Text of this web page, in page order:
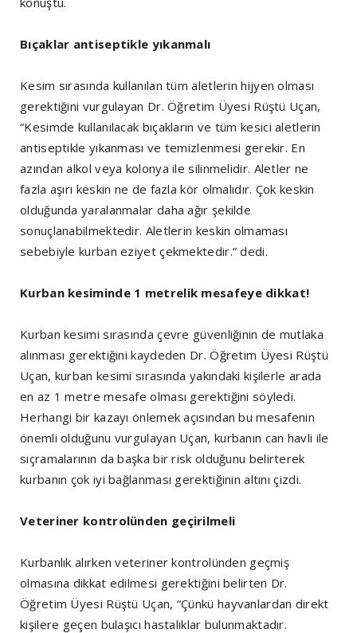
Bıçaklar antiseptikle yıkanmalı
Kesim sırasında kullanılan tüm aletlerin hijyen olması
gerektiğini vurgulayan Dr. Öğretim Üyesi Rüştü Uçan,
“Kesimde kullanılacak bıçakların ve tüm kesici aletlerin
antiseptikle yıkanması ve temizlenmesi gerekir. En
azından alkol veya kolonya ile silinmelidir. Aletler ne
fazla aşırı keskin ne de fazla kör olmalıdır. Çok keskin
olduğunda yaralanmalar daha ağır şekilde
sonuçlanabilmektedir. Aletlerin keskin olmaması
sebebiyle kurban eziyet çekmektedir.” dedi.
Kurban kesiminde 1 metrelik mesafeye dikkat!
Kurban kesimi sırasında çevre güvenliğinin de mutlaka
alınması gerektiğini kaydeden Dr. Öğretim Üyesi Rüştü
Uçan, kurban kesimi sırasında yakındaki kişilerle arada
en az 1 metre mesafe olması gerektiğini söyledi.
Herhangi bir kazayı önlemek açısından bu mesafenin
önemli olduğunu vurgulayan Uçan, kurbanın can havli ile
sıçramalarının da başka bir risk olduğunu belirterek
kurbanın çok iyi bağlanması gerektiğinin altını çizdi.
Veteriner kontrolünden geçirilmeli
Kurbanlık alırken veteriner kontrolünden geçmiş
olmasına dikkat edilmesi gerektiğini belirten Dr.
Öğretim Üyesi Rüştü Uçan, “Çünkü hayvanlardan direkt
kişilere geçen bulaşıcı hastalıklar bulunmaktadır.